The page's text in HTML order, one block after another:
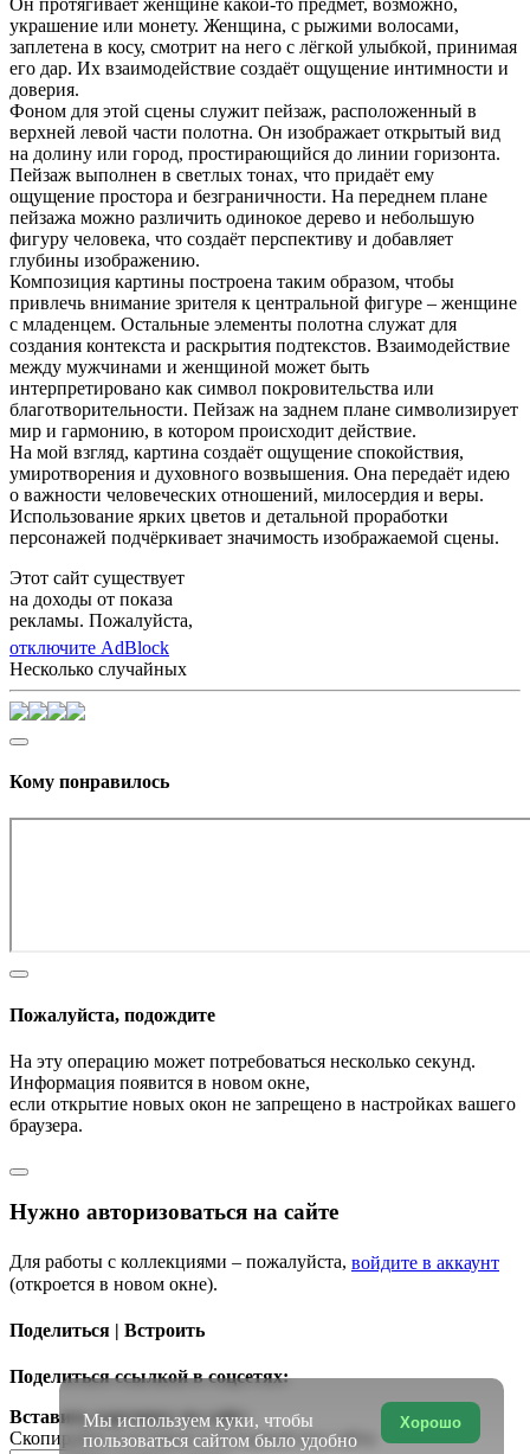
Он протягивает женщине какой-то предмет, возможно,
украшение или монету. Женщина, с рыжими волосами,
заплетена в косу, смотрит на него с лёгкой улыбкой, принимая
его дар. Их взаимодействие создаёт ощущение интимности и
доверия.
Фоном для этой сцены служит пейзаж, расположенный в
верхней левой части полотна. Он изображает открытый вид
на долину или город, простирающийся до линии горизонта.
Пейзаж выполнен в светлых тонах, что придаёт ему
ощущение простора и безграничности. На переднем плане
пейзажа можно различить одинокое дерево и небольшую
фигуру человека, что создаёт перспективу и добавляет
глубины изображению.
Композиция картины построена таким образом, чтобы
привлечь внимание зрителя к центральной фигуре – женщине
с младенцем. Остальные элементы полотна служат для
создания контекста и раскрытия подтекстов. Взаимодействие
между мужчинами и женщиной может быть
интерпретировано как символ покровительства или
благотворительности. Пейзаж на заднем плане символизирует
мир и гармонию, в котором происходит действие.
На мой взгляд, картина создаёт ощущение спокойствия,
умиротворения и духовного возвышения. Она передаёт идею
о важности человеческих отношений, милосердия и веры.
Использование ярких цветов и детальной проработки
персонажей подчёркивает значимость изображаемой сцены.
Этот сайт существует
на доходы от показа
рекламы. Пожалуйста,
отключите AdBlock
Несколько случайных
Кому понравилось
Пожалуйста, подождите
На эту операцию может потребоваться несколько секунд.
Информация появится в новом окне,
если открытие новых окон не запрещено в настройках вашего
браузера.
Нужно авторизоваться на сайте
Для работы с коллекциями – пожалуйста, войдите в аккаунт
(откроется в новом окне).
Поделиться | Встроить
Поделиться ссылкой в соцсетях:
Вставить картинку на сайт:
Скопируйте и вставьте в исходный код сайта
Хорошо
Мы используем куки, чтобы
пользоваться сайтом было удобно